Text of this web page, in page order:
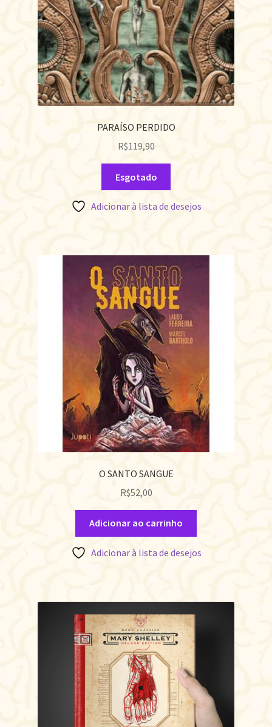
PARAÍSO PERDIDO
R$119,90
Esgotado
Adicionar à lista de desejos
O SANTO SANGUE
R$52,00
Adicionar ao carrinho
Adicionar à lista de desejos